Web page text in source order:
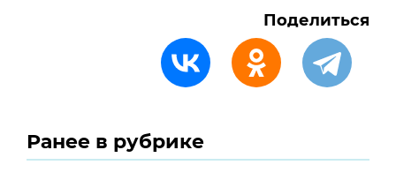
Поделиться
Ранее в рубрике